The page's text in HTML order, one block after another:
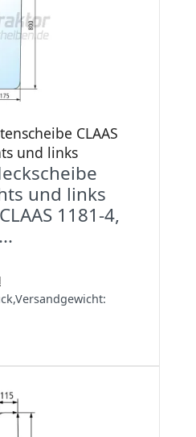
CLAAS
und links
und links
1181-4,
...
,Versandgewicht: